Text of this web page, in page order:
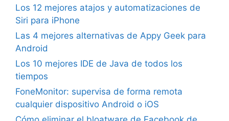
Los 12 mejores atajos y automatizaciones de
Siri para iPhone
Las 4 mejores alternativas de Appy Geek para
Android
Los 10 mejores IDE de Java de todos los
tiempos
FoneMonitor: supervisa de forma remota
cualquier dispositivo Android o iOS